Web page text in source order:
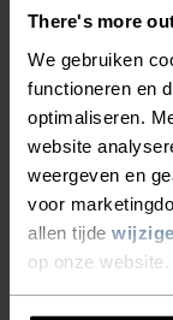
There's more
We gebruiken
functioneren en
optimaliseren.
website
weergeven en
voor
allen tijde
op onze
het een ideale
brede
trekkoord
creëert.
kans dankzij
polyamide,
subtiele ton-
helemaal af.